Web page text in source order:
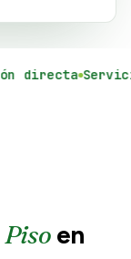
directa Servicio
Pisoen